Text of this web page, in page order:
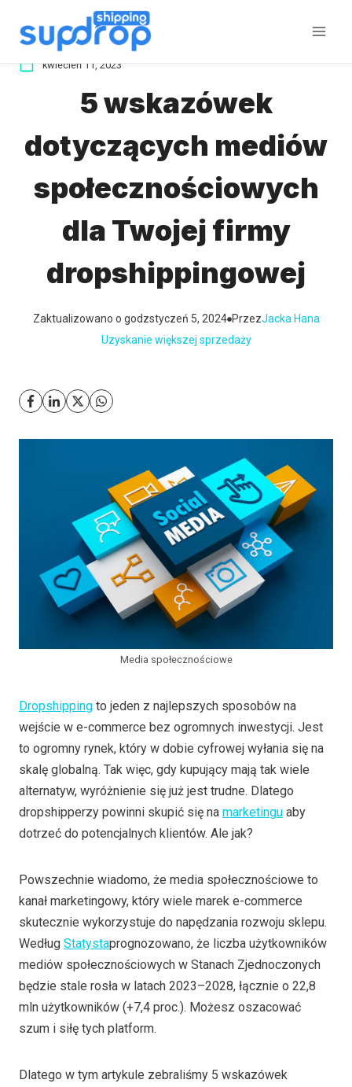
kwiecień 11, 2023
5 wskazówek
dotyczących mediów
społecznościowych
dla Twojej firmy
dropshippingowej
Zaktualizowano o godzstyczeń 5, 2024 PrzezJacka Hana
Uzyskanie większej sprzedaży
Media społecznościowe
Dropshipping to jeden z najlepszych sposobów na
wejście w e-commerce bez ogromnych inwestycji. Jest
to ogromny rynek, który w dobie cyfrowej wyłania się na
skalę globalną. Tak więc, gdy kupujący mają tak wiele
alternatyw, wyróżnienie się już jest trudne. Dlatego
dropshipperzy powinni skupić się na marketingu aby
dotrzeć do potencjalnych klientów. Ale jak?
Powszechnie wiadomo, że media społecznościowe to
kanał marketingowy, który wiele marek e-commerce
skutecznie wykorzystuje do napędzania rozwoju sklepu.
Według Statystaprognozowano, że liczba użytkowników
mediów społecznościowych w Stanach Zjednoczonych
będzie stale rosła w latach 2023–2028, łącznie o 22,8
mln użytkowników (+7,4 proc.). Możesz oszacować
szum i siłę tych platform.
Dlatego w tym artykule zebraliśmy 5 wskazówek